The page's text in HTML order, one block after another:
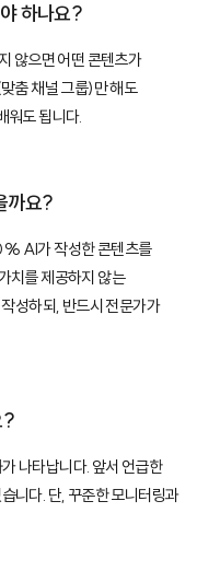
하나요?
않으면 어떤 콘텐츠가
춤 채널 그룹)만 해도
워도 됩니다.
까요?
AI가 작성한 콘텐츠를
치를 제공하지 않는
성하되, 반드시 전문가가
?
나타납니다. 앞서 언급한
니다. 단, 꾸준한 모니터링과